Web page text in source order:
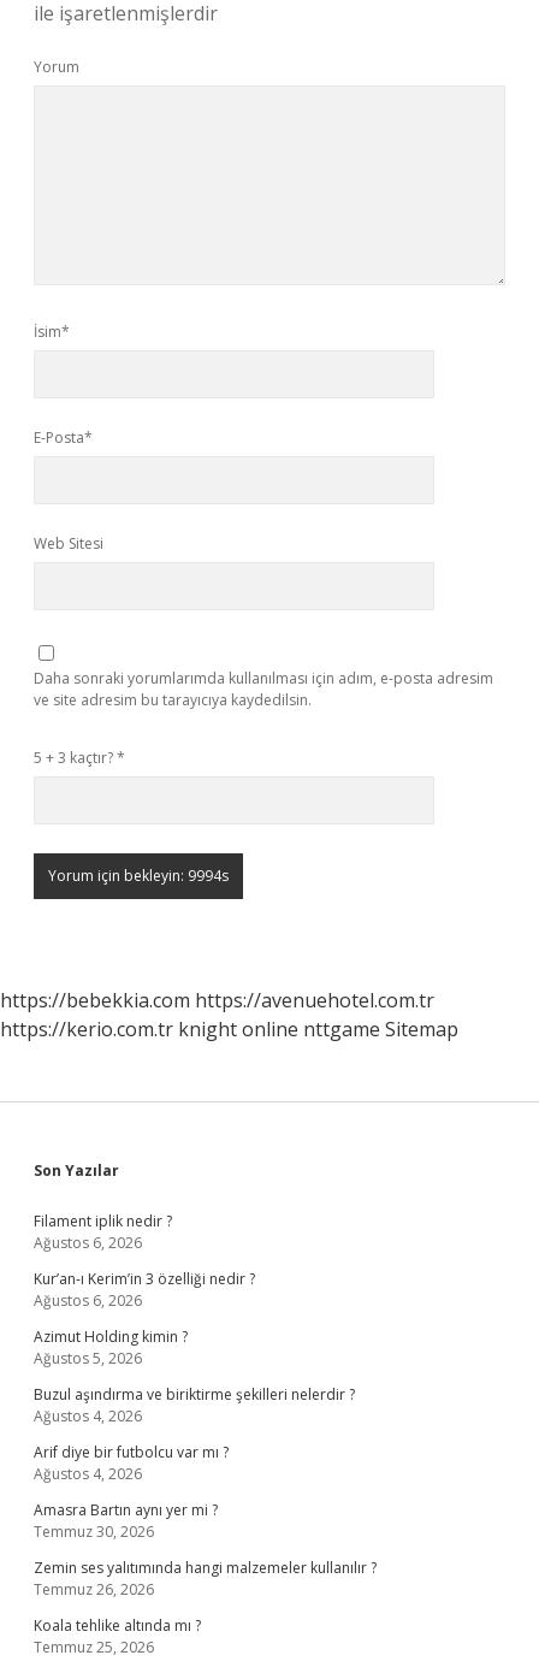
ile işaretlenmişlerdir
Yorum
İsim*
E-Posta*
Web Sitesi
Daha sonraki yorumlarımda kullanılması için adım, e-posta adresim
ve site adresim bu tarayıcıya kaydedilsin.
5 + 3 kaçtır?*
https://bebekkia.com https://avenuehotel.com.tr
https://kerio.com.tr knight online nttgame Sitemap
Sidebar
Son Yazılar
Filament iplik nedir ?
Ağustos 6, 2026
Kur’an-ı Kerim’in 3 özelliği nedir ?
Ağustos 6, 2026
Azimut Holding kimin ?
Ağustos 5, 2026
Buzul aşındırma ve biriktirme şekilleri nelerdir ?
Ağustos 4, 2026
Arif diye bir futbolcu var mı ?
Ağustos 4, 2026
Amasra Bartın aynı yer mi ?
Temmuz 30, 2026
Zemin ses yalıtımında hangi malzemeler kullanılır ?
Temmuz 26, 2026
Koala tehlike altında mı ?
Temmuz 25, 2026